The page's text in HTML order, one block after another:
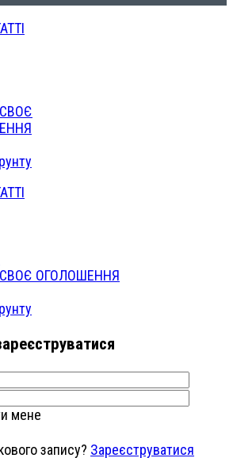
ОГОЛОШЕННЯ
мене
запису? Зареєструватися